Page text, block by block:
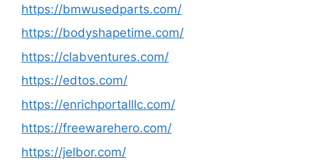
https://bmwusedparts.com/
https://bodyshapetime.com/
https://clabventures.com/
https://edtos.com/
https://enrichportalllc.com/
https://freewarehero.com/
https://jelbor.com/